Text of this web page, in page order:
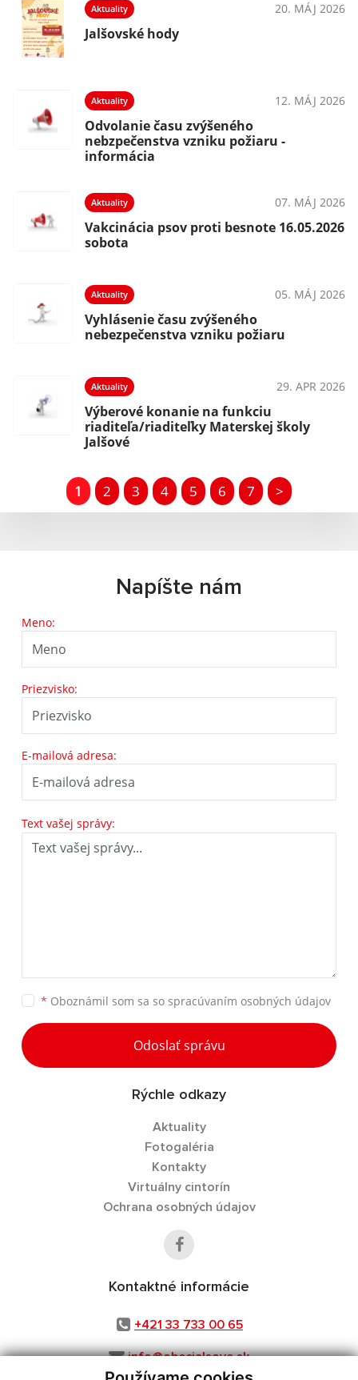
Aktuality 20. MÁJ 2026
Jalšovské hody
Aktuality 12. MÁJ 2026
Odvolanie času zvýšeného
nebzpečenstva vzniku požiaru -
informácia
Aktuality 07. MÁJ 2026
Vakcinácia psov proti besnote 16.05.2026
sobota
Aktuality 05. MÁJ 2026
Vyhlásenie času zvýšeného
nebezpečenstva vzniku požiaru
Aktuality 29. APR 2026
Výberové konanie na funkciu
riaditeľa/riaditeľky Materskej školy
Jalšové
1 2 3 4 5 6 7 >
Napíšte nám
Meno:
Priezvisko:
E-mailová adresa:
Text vašej správy:
* Oboznámil som sa so spracúvaním osobných údajov
Odoslať správu
Rýchle odkazy
Aktuality
Fotogaléria
Kontakty
Virtuálny cintorín
Ochrana osobných údajov
Kontaktné informácie
+421 33 733 00 65
info@obecjalsove.sk